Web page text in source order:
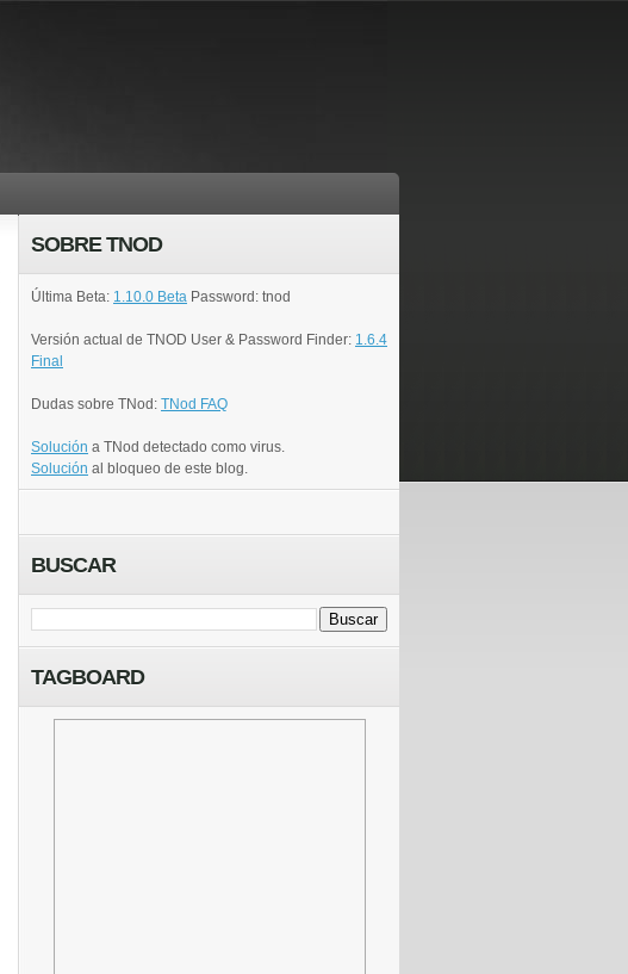
SOBRE TNOD
Última Beta: 1.10.0 Beta Password: tnod
Versión actual de TNOD User & Password Finder: 1.6.4
Final
Dudas sobre TNod: TNod FAQ
Solución a TNod detectado como virus.
Solución al bloqueo de este blog.
BUSCAR
TAGBOARD